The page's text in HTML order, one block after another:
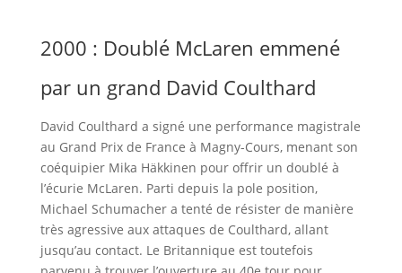
2000 : Doublé McLaren emmené
par un grand David Coulthard
David Coulthard a signé une performance magistrale
au Grand Prix de France à Magny-Cours, menant son
coéquipier Mika Häkkinen pour offrir un doublé à
l’écurie McLaren. Parti depuis la pole position,
Michael Schumacher a tenté de résister de manière
très agressive aux attaques de Coulthard, allant
jusqu’au contact. Le Britannique est toutefois